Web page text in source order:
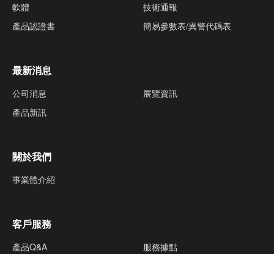
軟體
技術通報
產品認證書
簡易參數表/異警代碼表
最新消息
公司消息
展覽資訊
產品新訊
關於我們
事業體介紹
客戶服務
產品Q&A
服務據點